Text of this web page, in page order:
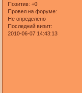
Позитив: +0
Провел на форуме:
Не определено
Последний визит:
2010-06-07 14:43:13